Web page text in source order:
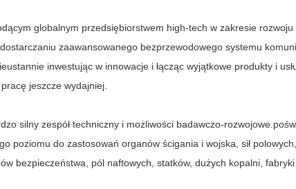
globalnym przedsiębiorstwem high-tech w zakresie
zaawansowanego bezprzewodowego systemu
inwestując w innowacje i łącząc wyjątkowe produkty i
jeszcze wydajniej.
silny zespół techniczny i możliwości badawczo-
poziomu do zastosowań organów ścigania i wojska, sił
bezpieczeństwa, pól naftowych, statków, dużych kopalni,